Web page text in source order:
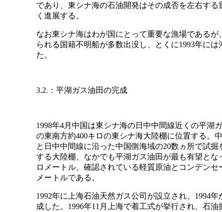
であり、東シナ海の石油開発はその成否を左右す
く進展する。
なお東シナ海はわが国にとって重要な漁場である
られる国籍不明船が多数出没し、とくに1993年に
た。
3.2.：平湖ガス油田の完成
1998年4月中国は東シナ海の日中中間線近くの平湖
の東南方約400キロの東シナ海大陸棚に位置する。
と日中中間線に沿った中国側海域の20数ヵ所で試
する大陸棚、なかでも平湖ガス油田が最も有望と
ロメートル、確認されている軽質原油とコンデン
メートルである。
1992年に上海石油天然ガス公司が設立され、1994
成した。1996年11月上海で着工式が挙行され、石